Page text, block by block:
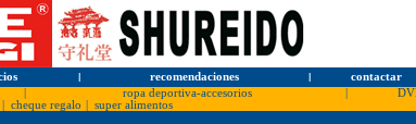
l recomendaciones l contactar
ropa deportiva-accesorios
cheque regalo
super alimentos